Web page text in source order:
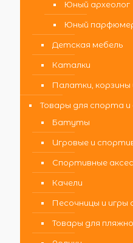
Юный археолог
Юный
Детская мебель
Каталки
Палатки, корзины
Товары для спорта
Батуты
Игровые и
Спортивные
Качели
Песочницы и игры
Товары для